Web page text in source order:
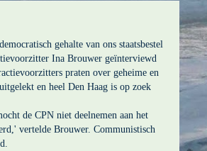
gehalte van ons staatsbestel
Ina Brouwer geïnterviewd
praten over geheime en
en heel Den Haag is op zoek
de CPN niet deelnemen aan het
vertelde Brouwer. Communistisch